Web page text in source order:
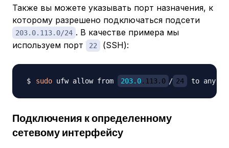
Также вы можете указывать порт назначения, к
которому разрешено подключаться подсети
203.0.113.0/24 . В качестве примера мы
используем порт
22 (SSH):
sudo ufw allow from 203.0.113.0 / 24 to any
Подключения к определенному
сетевому интерфейсу